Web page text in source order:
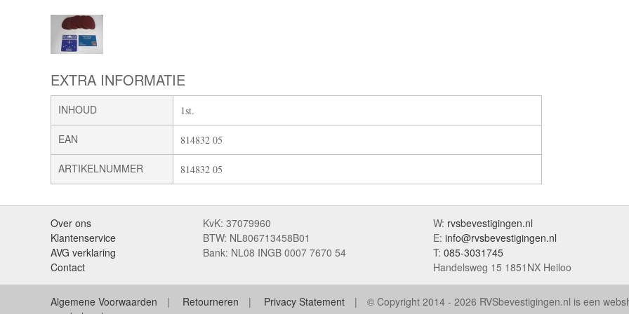
EXTRA INFORMATIE
INHOUD 1st.
EAN 814832 05
ARTIKELNUMMER 814832 05
Over ons
Klantenservice
AVG verklaring
Contact
KvK: 37079960
BTW: NL806713458B01
Bank: NL08 INGB 0007 7670 54
W: rvsbevestigingen.nl
E: info@rvsbevestigingen.nl
T: 085-3031745
Handelsweg 15 1851NX Heiloo
Algemene Voorwaarden Retourneren Privacy Statement © Copyright 2014 - 2026 RVSbevestigingen.nl is een